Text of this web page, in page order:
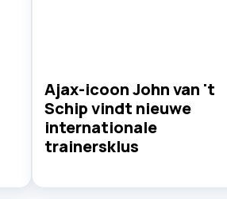
Ajax-icoon John van 't
Schip vindt nieuwe
internationale
trainersklus